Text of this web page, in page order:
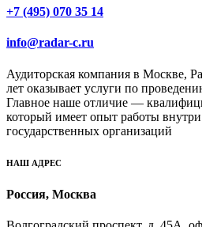
+7 (495) 070 35 14
info@radar-c.ru
Аудиторская компания в Москве,
лет оказывает услуги по
Главное наше отличие —
который имеет опыт работы
государственных организаций
НАШ АДРЕС
Россия, Москва